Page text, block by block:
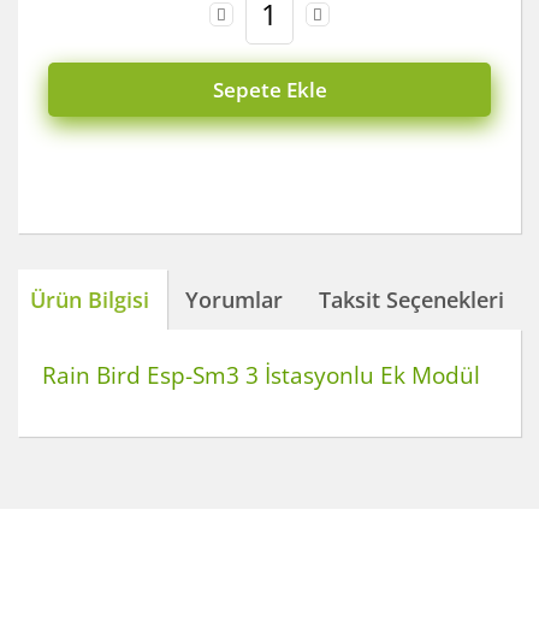
Sepete Ekle
Ürün Bilgisi Yorumlar Taksit Seçenekleri
Rain Bird Esp-Sm3 3 İstasyonlu Ek Modül